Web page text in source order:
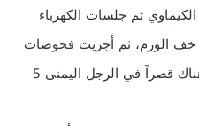
ثم جلسات الكهرباء
من 94 _ 96 إلى آن خف الورم، ثم أجريت فحوصات
أظهرت زوال الورم، ثم اتضح أن هناك قصراً في الرجل اليمنى 5